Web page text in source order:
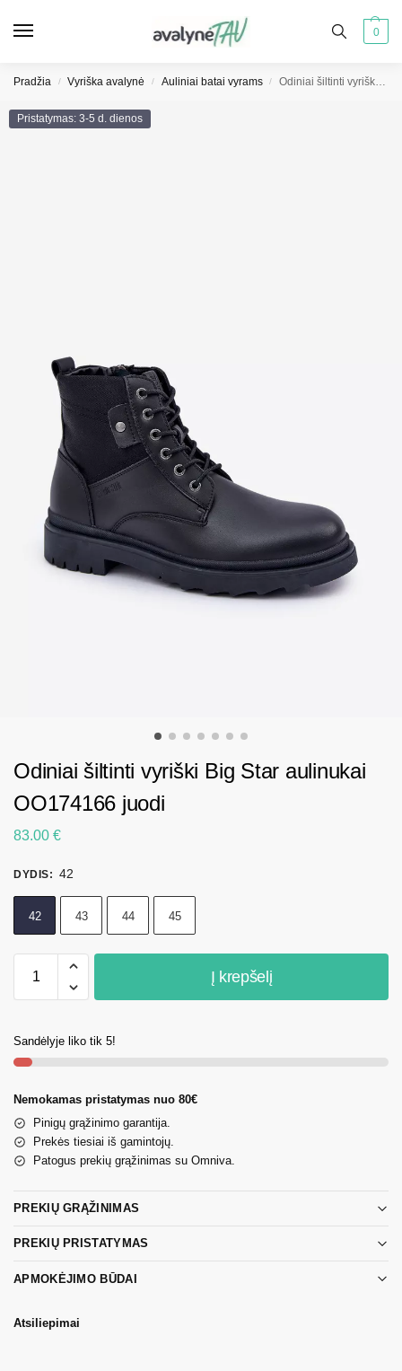
0
Pradžia / Vyriška avalynė / Auliniai batai vyrams / Odiniai šiltinti vyriški Big Star aulinukai OO174166 juodi
Pristatymas: 3-5 d. dienos
Odiniai šiltinti vyriški Big Star aulinukai
OO174166 juodi
83.00 €
DYDIS: 42
42 43 44 45
Į krepšelį
Sandėlyje liko tik 5!
Nemokamas pristatymas nuo 80€
Pinigų grąžinimo garantija.
Prekės tiesiai iš gamintojų.
Patogus prekių grąžinimas su Omniva.
PREKIŲ GRĄŽINIMAS
PREKIŲ PRISTATYMAS
APMOKĖJIMO BŪDAI
Atsiliepimai